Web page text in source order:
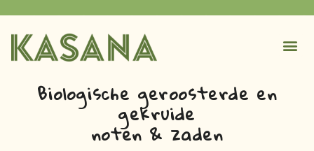
Biologische geroosterde en
gekruide
noten & zaden